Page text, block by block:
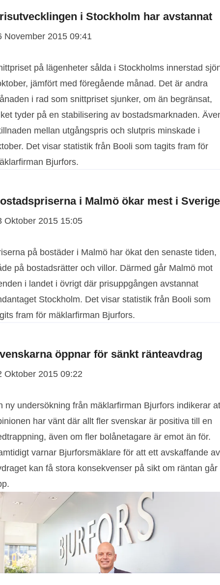
i Stockholm har avstannat
November 2015 09:41
på lägenheter sålda i Stockholms innerstad
jämfört med föregående månad. Det är andra
i rad som snittpriset sjunker, om än begränsat,
tyder på en stabilisering av bostadsmarknaden.
mellan utgångspris och slutpris minskade i
Det visar statistik från Booli som tagits fram för
Bjurfors.
i Malmö ökar mest i Sverige
Oktober 2015 15:05
på bostäder i Malmö har ökat den senaste tiden,
på bostadsrätter och villor. Därmed går Malmö mot
i landet i övrigt där prisuppgången avstannat
Stockholm. Det visar statistik från Booli som
fram för mäklarfirman Bjurfors.
öppnar för sänkt ränteavdrag
Oktober 2015 09:22
ny undersökning från mäklarfirman Bjurfors indikerar
har vänt där allt fler svenskar är positiva till en
även om fler bolånetagare är emot än för.
varnar Bjurforsmäklare för att ett avskaffande av
kan få stora konsekvenser på sikt om räntan går